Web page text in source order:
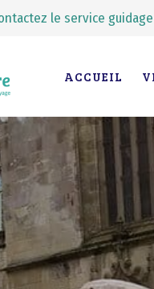
le service guidage
ACCUEIL